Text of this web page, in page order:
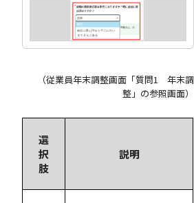
（従業員年末調整画面「質問1 年末調
整」の参照画面）
選
択
肢
説明